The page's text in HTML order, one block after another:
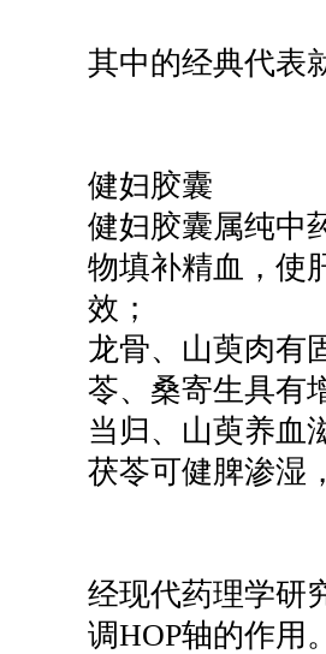
其中的经典代表
健妇胶囊
健妇胶囊属纯中
物填补精血，使
效；
龙骨、山萸肉有
苓、桑寄生具有
当归、山萸养血
茯苓可健脾渗湿
经现代药理学研
调HOP轴的作用